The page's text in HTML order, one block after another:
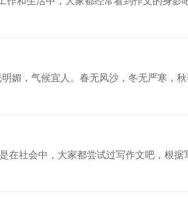
媚，气候宜人。春无风沙，冬无严寒，
在社会中，大家都尝试过写作文吧，根